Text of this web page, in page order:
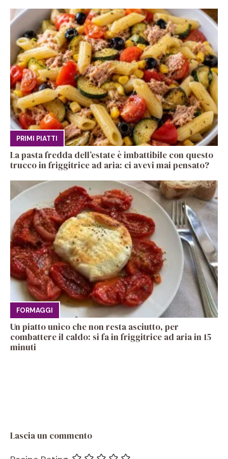
PRIMI PIATTI
La pasta fredda dell’estate è imbattibile con questo
trucco in friggitrice ad aria: ci avevi mai pensato?
FORMAGGI
Un piatto unico che non resta asciutto, per
combattere il caldo: si fa in friggitrice ad aria in 15
minuti
Lascia un commento